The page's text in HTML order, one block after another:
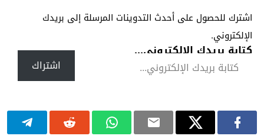
اشترك للحصول على أحدث التدوينات المرسلة إلى بريدك
الإلكتروني.
كتابة بريدك الإلكتروني...
اشتراك